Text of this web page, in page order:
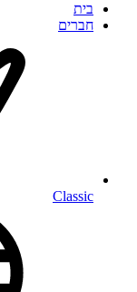
בית
חברים
Classic